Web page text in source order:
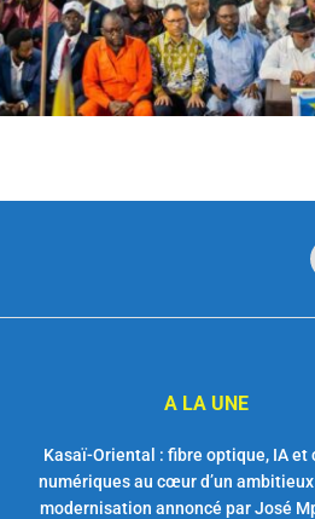
A LA UNE
Kasaï-Oriental : fibre optique, IA et
numériques au cœur d’un
modernisation annoncé par José